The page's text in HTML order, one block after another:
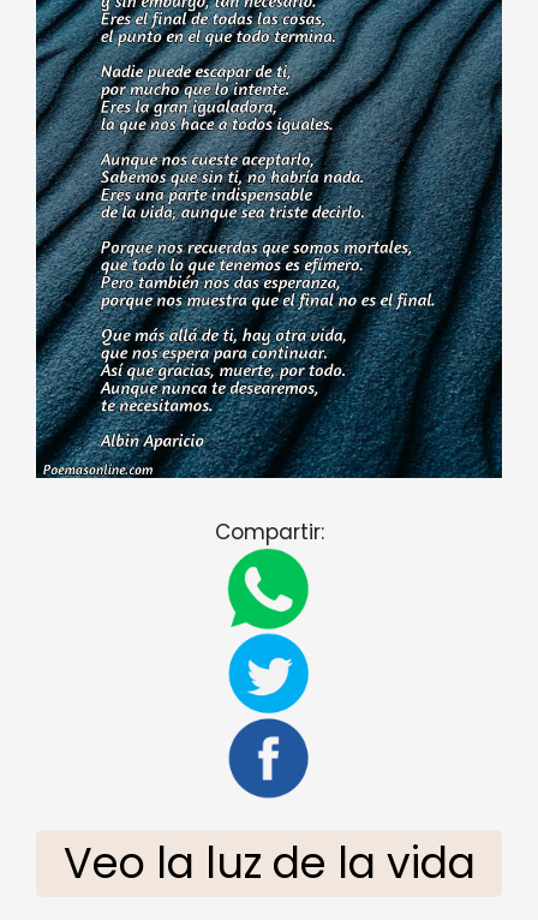
Compartir:
Veo la luz de la vida